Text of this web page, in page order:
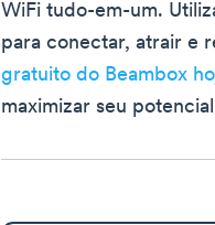
WiFi tudo-em-um.
para conectar, atrair e
gratuito do Beambox
maximizar seu